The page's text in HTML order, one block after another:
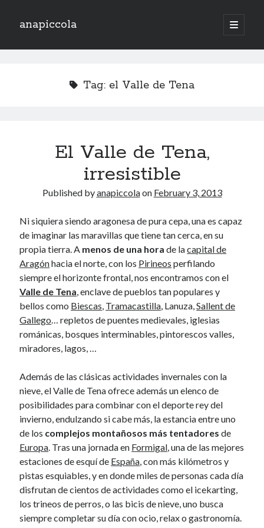
anapiccola
open
primary
Sidebar
June 2019
December 2017
November 2017
October 2017
January 2017
November 2016
October 2016
September 2016
June 2016
April 2016
February 2016
December 2015
November 2015
October 2015
September 2015
May 2015
December 2014
June 2014
March 2014
February 2014
January 2014
December 2013
Tag: el Valle de Tena
El Valle de Tena,
irresistible
Published byanapiccolaon February 3, 2013
Ni siquiera siendo aragonesa de pura cepa, una es capaz
de imaginar las maravillas que tiene tan cerca, en su
propia tierra. A menos de una hora de lacapital de
Aragónhacia el norte, con los Pirineos perfilando
siempre el horizonte frontal, nos encontramos con el
Valle de Tena, enclave de pueblos tan populares y
bellos como Biescas, Tramacastilla, Lanuza,Sallent de
Gallego… repletos de puentes medievales, iglesias
románicas, bosques interminables, pintorescos valles,
miradores, lagos, …
Además de las clásicas actividades invernales con la
nieve, el Valle de Tena ofrece además un elenco de
posibilidades para combinar con el deporte rey del
invierno, endulzando si cabe más, la estancia entre uno
de los complejos montañosos más tentadores de
Europa. Tras una jornada en Formigal, una de las mejores
estaciones de esquí de España, con más kilómetros y
pistas esquiables, y en donde miles de personas cada día
disfrutan de cientos de actividades como el icekarting,
los trineos de perros, o las bicis de nieve, uno busca
siempre completar su día con ocio, relax o gastronomía.